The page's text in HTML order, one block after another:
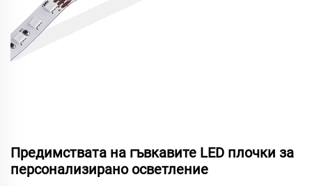
Предимствата на гъвкавите LED плочки за
персонализирано осветление